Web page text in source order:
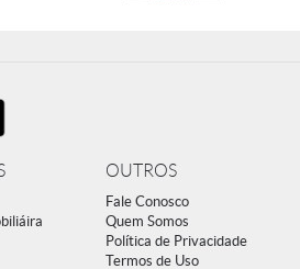
OUTROS
Fale Conosco
Quem Somos
Política de Privacidade
Termos de Uso